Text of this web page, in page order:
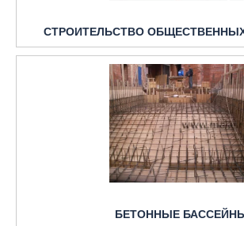
СТРОИТЕЛЬСТВО
БЕТОННЫЕ